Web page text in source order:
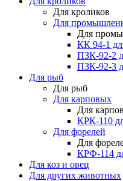
Для кроликов
Для
Для
КК 94-1
ПЗК-92-2
ПЗК-92-3
Для рыб
Для рыб
Для карповых
Для
КРК-110
Для форелей
Для
КРФ-114
Для коз и овец
Для других животных